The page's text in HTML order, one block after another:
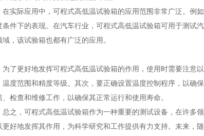
际应用中，可程式高低温试验箱的应用范围非常广泛。例
条件下的表现。在汽车行业，可程式高低温试验箱可用于测试
域，该试验箱也都有广泛的应用。
更好地发挥可程式高低温试验箱的作用，使用时需要注意
温度范围和精度等级。其次，要正确设置温度控制程序，以确
、检查和维修工作，以确保其正常运行和使用寿命。
，可程式高低温试验箱作为一种重要的测试设备，在许多
更好地发挥其作用，为科学研究和工作提供有力支持。未来，